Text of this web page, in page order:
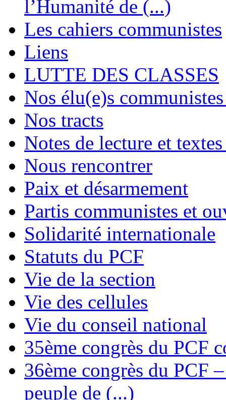
l’Humanité de (...)
Les cahiers communistes
Liens
LUTTE DES CLASSES
Nos élu(e)s
Nos tracts
Notes de lecture et
Nous rencontrer
Paix et désarmement
Partis communistes et
Solidarité internationale
Statuts du PCF
Vie de la section
Vie des cellules
Vie du conseil national
35ème congrès du PCF
36ème congrès du PCF
peuple de (...)